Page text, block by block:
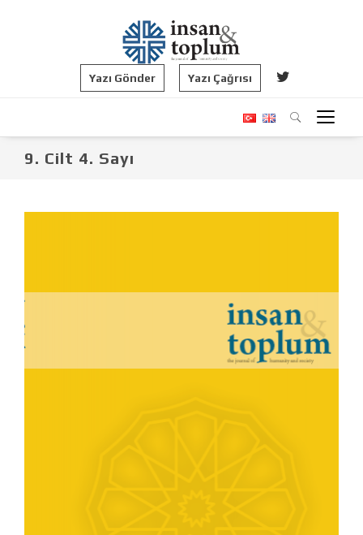
Yazı Gönder Yazı Çağrısı
9. Cilt 4. Sayı